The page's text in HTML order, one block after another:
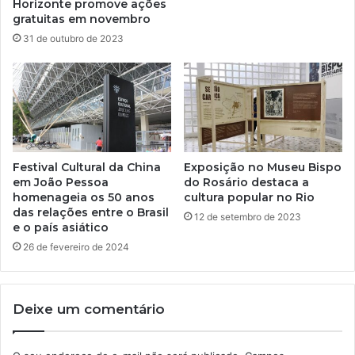
Horizonte promove ações
gratuitas em novembro
31 de outubro de 2023
Festival Cultural da China
em João Pessoa
homenageia os 50 anos
das relações entre o Brasil
e o país asiático
26 de fevereiro de 2024
Exposição no Museu Bispo
do Rosário destaca a
cultura popular no Rio
12 de setembro de 2023
Deixe um comentário